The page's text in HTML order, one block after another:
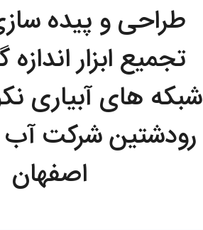
طراحی و پیده
تجمیع ابزار
شبکه های آبیاری
رودشتین شرکت
اصفهان